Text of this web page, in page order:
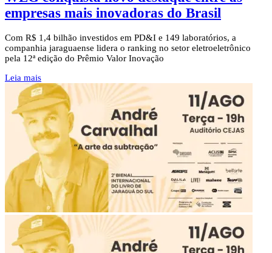
empresas mais inovadoras do Brasil
Com R$ 1,4 bilhão investidos em PD&I e 149 laboratórios, a
companhia jaraguaense lidera o ranking no setor eletroeletrônico
pela 12ª edição do Prêmio Valor Inovação
Leia mais